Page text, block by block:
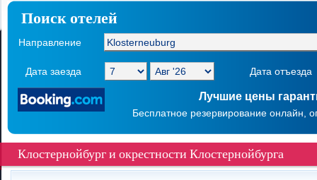
Поиск отелей
Направление
Дата заезда Дата отъезда
Лучшие цены
Бесплатное резервирование онлайн,
Клостернойбург и окрестности Клостернойбурга